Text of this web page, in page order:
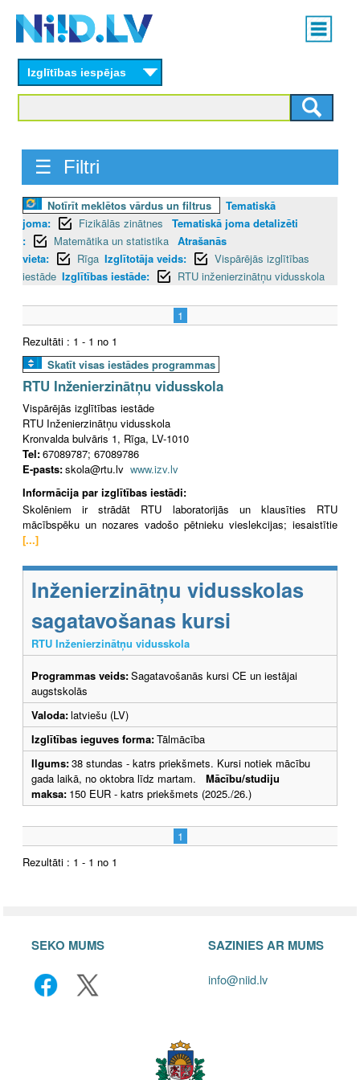
content
Main
menu
Izglītības iespējas
☰ Filtri
Notīrīt meklētos vārdus un filtrus
Tematiskā
joma:
Fizikālās zinātnes
Tematiskā joma detalizēti
:
Matemātika un statistika Atrašanās
vieta:
Rīga Izglītotāja veids:
Vispārējās izglītības
iestāde Izglītības iestāde: RTU inženierzinātņu vidusskola
1
Rezultāti : 1 - 1 no 1
Skatīt visas iestādes programmas
RTU Inženierzinātņu vidusskola
Vispārējās izglītības iestāde
RTU Inženierzinātņu vidusskola
Kronvalda bulvāris 1, Rīga, LV-1010
Tel:67089787; 67089786
E-pasts:skola@rtu.lv www.izv.lv
Informācija par izglītības iestādi:
Skolēniem ir strādāt RTU laboratorijās un klausīties RTU
mācībspēku un nozares vadošo pētnieku vieslekcijas; iesaistītie
[...]
Inženierzinātņu vidusskolas
sagatavošanas kursi
RTU Inženierzinātņu vidusskola
Programmas veids:Sagatavošanās kursi CE un iestājai
augstskolās
Valoda:latviešu (LV)
Izglītības ieguves forma:Tālmācība
Ilgums:38 stundas - katrs priekšmets. Kursi notiek mācību
gada laikā, no oktobra līdz martam. Mācību/studiju
maksa: 150 EUR - katrs priekšmets (2025./26.)
1
Rezultāti : 1 - 1 no 1
SEKO MUMS SAZINIES AR MUMS
info@niid.lv